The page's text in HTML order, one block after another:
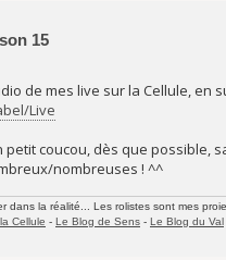
15
de mes live sur la Cellule, en
Live
coucou, dès que possible,
nombreuses ! ^^
dans la réalité... Les rolistes sont mes
Cellule - Le Blog de Sens - Le Blog du Val